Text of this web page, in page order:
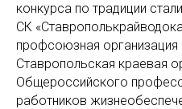
конкурса по традиции
СК
профсоюзная организация
Ставропольская краевая
Общероссийского
работников